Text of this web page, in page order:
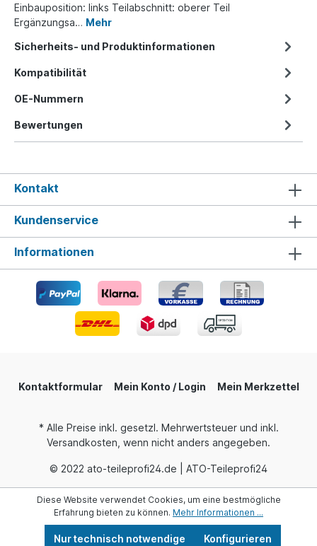
Einbauposition: links Teilabschnitt: oberer Teil
Ergänzungsa… Mehr
Sicherheits- und Produktinformationen
Kompatibilität
OE-Nummern
Bewertungen
Kontakt
Kundenservice
Informationen
Kontaktformular Mein Konto / Login Mein Merkzettel
* Alle Preise inkl. gesetzl. Mehrwertsteuer und inkl.
Versandkosten, wenn nicht anders angegeben.
© 2022 ato-teileprofi24.de | ATO-Teileprofi24
Diese Website verwendet Cookies, um eine bestmögliche
Erfahrung bieten zu können. Mehr Informationen ...
Nur technisch notwendige Konfigurieren